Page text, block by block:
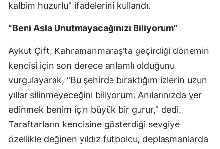
kalbim huzurlu” ifadelerini kullandı.
“Beni Asla Unutmayacağınızı Biliyorum”
Aykut Çift, Kahramanmaraş’ta geçirdiği dönemin
kendisi için son derece anlamlı olduğunu
vurgulayarak, “Bu şehirde bıraktığım izlerin uzun
yıllar silinmeyeceğini biliyorum. Anılarınızda yer
edinmek benim için büyük bir gurur,” dedi.
Taraftarların kendisine gösterdiği sevgiye
özellikle değinen yıldız futbolcu, deplasmanlarda